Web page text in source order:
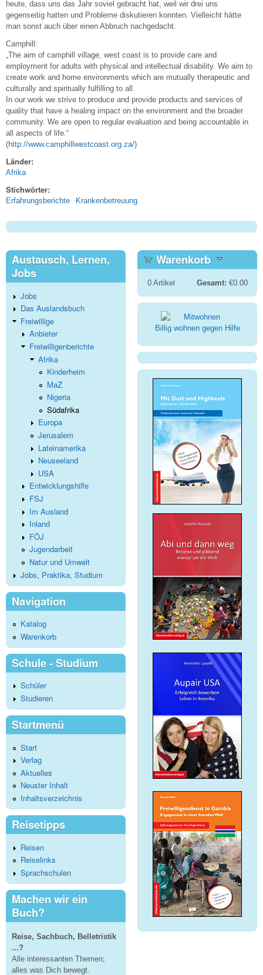
heute, dass uns das Jahr soviel gebracht hat, weil wir drei uns
gegenseitig hatten und Probleme diskutieren konnten. Vielleicht hätte
man sonst auch über einen Abbruch nachgedacht.
Camphill:
„The aim of camphill village, west coast is to provide care and
employment for adults with physical and intellectual disability. We aim to
create work and home environments which are mutually therapeutic and
culturally and spiritually fulfilling to all.
In our work we strive to produce and provide products and services of
quality that have a healing impact on the environment and the broader
community. We are open to regular evaluation and being accountable in
all aspects of life.“
(http://www.camphillwestcoast.org.za/)
Länder:
Afrika
Stichwörter:
Erfahrungsberichte Krankenbetreuung
Austausch, Lernen,
Jobs
Jobs
Das Auslandsbuch
Freiwillige
Anbieter
Freiwilligenberichte
Afrika
Kinderheim
MaZ
Nigeria
Südafrika
Europa
Jerusalem
Lateinamerika
Neuseeland
USA
Entwicklungshilfe
FSJ
Im Ausland
Inland
FÖJ
Jugendarbeit
Natur und Umwelt
Jobs, Praktika, Studium
Navigation
Katalog
Warenkorb
Schule - Studium
Schüler
Studieren
Startmenü
Start
Verlag
Aktuelles
Neuster Inhalt
Inhaltsverzeichnis
Reisetipps
Reisen
Reiselinks
Sprachschulen
Machen wir ein
Buch?
Reise, Sachbuch, Belletristik
...?
Alle interessanten Themen;
alles was Dich bewegt.
Warenkorb
0Artikel Gesamt: €0.00
Billig wohnen gegen Hilfe